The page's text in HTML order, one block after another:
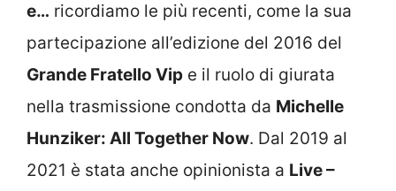
e… ricordiamo le più recenti, come la sua
partecipazione all’edizione del 2016 del
Grande Fratello Vip e il ruolo di giurata
nella trasmissione condotta da Michelle
Hunziker: All Together Now. Dal 2019 al
2021 è stata anche opinionista a Live –